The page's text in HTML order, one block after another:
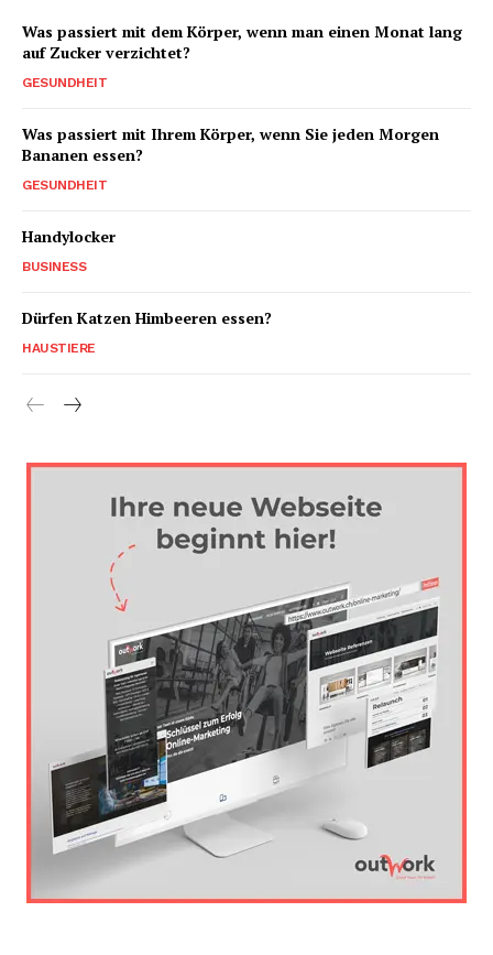
Was passiert mit dem Körper, wenn man einen Monat lang
auf Zucker verzichtet?
GESUNDHEIT
Was passiert mit Ihrem Körper, wenn Sie jeden Morgen
Bananen essen?
GESUNDHEIT
Handylocker
BUSINESS
Dürfen Katzen Himbeeren essen?
HAUSTIERE